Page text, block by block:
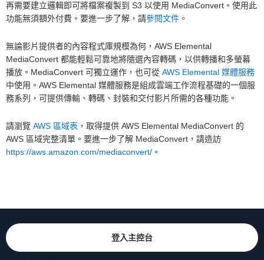
再需要建立邏輯即可將檔案複製到 S3 以使用 MediaConvert。使用此
功能無須額外付費。要進一步了解，請參閱文件 。
無論影片提供者的內容程式庫規模為何，AWS Elemental
MediaConvert 都能輕鬆可靠地將隨選內容轉碼，以供轉播和多螢幕
播放。MediaConvert 可獨立運作，也可從 AWS Elemental 媒體服務
中使用。AWS Elemental 媒體服務是組成雲端工作流程基礎的一個服
務系列，可提供傳輸、轉碼、封裝和交付影片所需的各種功能。
請瀏覽 AWS 區域表 ，取得提供 AWS Elemental MediaConvert 的
AWS 區域完整清單。要進一步了解 MediaConvert，請造訪
https://aws.amazon.com/mediaconvert/ 。
登入主控台